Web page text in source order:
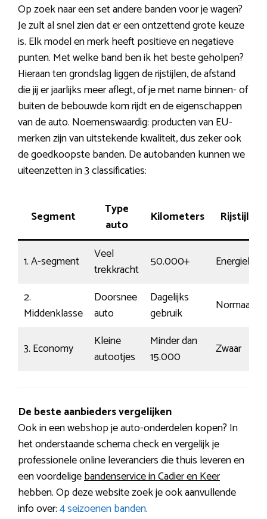
Op zoek naar een set andere banden voor je wagen?
Je zult al snel zien dat er een ontzettend grote keuze
is. Elk model en merk heeft positieve en negatieve
punten. Met welke band ben ik het beste geholpen?
Hieraan ten grondslag liggen de rijstijlen, de afstand
die jij er jaarlijks meer aflegt, of je met name binnen- of
buiten de bebouwde kom rijdt en de eigenschappen
van de auto. Noemenswaardig: producten van EU-
merken zijn van uitstekende kwaliteit, dus zeker ook
de goedkoopste banden. De autobanden kunnen we
uiteenzetten in 3 classificaties:
Segment
Type
auto
Kilometers Rijstijl
1. A-segment
Veel
trekkracht
50.000+ Energiek
2.
Middenklasse
Doorsnee
auto
Dagelijks
gebruik
Normaal
3. Economy
Kleine
autootjes
Minder dan
15.000
Zwaar
De beste aanbieders vergelijken
Ook in een webshop je auto-onderdelen kopen? In
het onderstaande schema check en vergelijk je
professionele online leveranciers die thuis leveren en
een voordeligebandenservice in Cadier en Keer
hebben. Op deze website zoek je ook aanvullende
info over:4 seizoenen banden.